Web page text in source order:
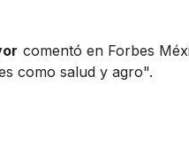
comentó en Forbes
como salud y agro".